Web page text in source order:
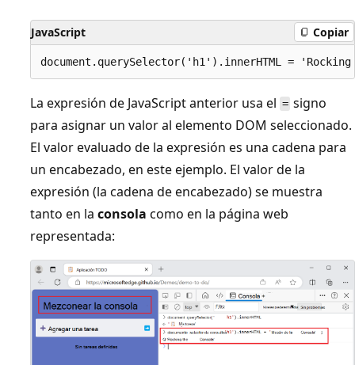
JavaScript Copiar
La expresión de JavaScript anterior usa el = signo
para asignar un valor al elemento DOM seleccionado.
El valor evaluado de la expresión es una cadena para
un encabezado, en este ejemplo. El valor de la
expresión (la cadena de encabezado) se muestra
tanto en la consola como en la página web
representada: